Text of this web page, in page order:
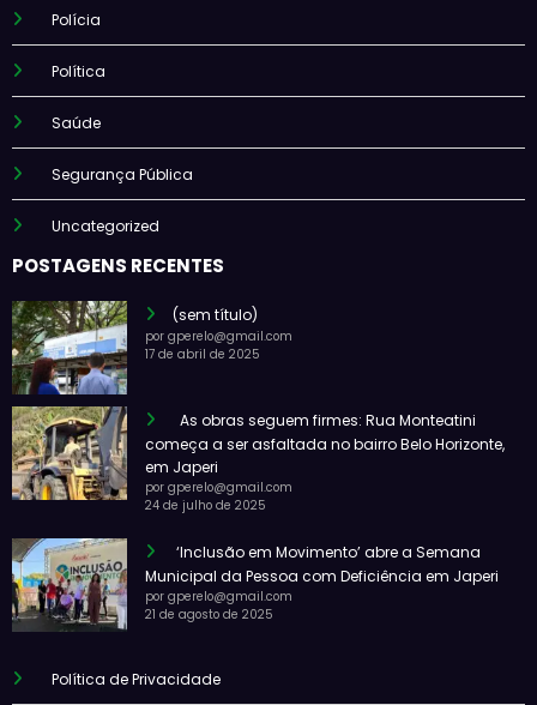
Polícia
Política
Saúde
Segurança Pública
Uncategorized
POSTAGENS RECENTES
(sem título)
por gperelo@gmail.com
17 de abril de 2025
As obras seguem firmes: Rua Monteatini
começa a ser asfaltada no bairro Belo Horizonte,
em Japeri
por gperelo@gmail.com
24 de julho de 2025
‘Inclusão em Movimento’ abre a Semana
Municipal da Pessoa com Deficiência em Japeri
por gperelo@gmail.com
21 de agosto de 2025
Política de Privacidade